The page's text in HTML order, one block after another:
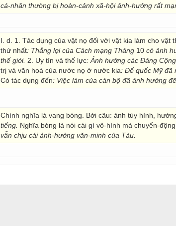
cá-nhân thường bị hoàn-cảnh xã-hội ảnh-hưởng rất
I. d. 1. Tác dụng của vật nọ đối với vật kia làm cho vật
thứ nhất: Thắng lợi của Cách mạng Tháng 10 có ảnh
thế giới. 2. Uy tín và thế lực: Ảnh hưởng các Đảng Cộng
trị và văn hoá của nước nọ ở nước kia: Đế quốc Mỹ đã
Có tác dụng đến: Việc làm của cán bộ đã ảnh hưởng
Chính nghĩa là vang bóng. Bởi câu: ảnh tùy hình,
tiếng. Nghĩa bóng là nói cái gì vô-hình mà chuyển-
vẫn chịu cái ảnh-hưởng văn-minh của Tàu.